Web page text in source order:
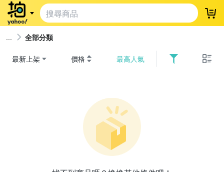
登
全部分類
最新上架 價格 最高人氣